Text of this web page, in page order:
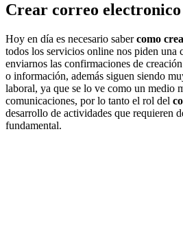
Crear correo electronico
Hoy en día es necesario sabercomo
todos los servicios online nos piden una
enviarnos las confirmaciones de
o información, además siguen siendo
laboral, ya que se lo ve como un medio
comunicaciones, por lo tanto el rol del
desarrollo de actividades que requieren
fundamental.